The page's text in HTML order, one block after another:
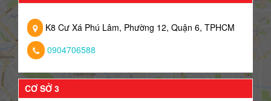
K8 Cư Xá Phú Lâm, Phường 12, Quận 6, TPHCM
0904706588
CƠ SỞ 3